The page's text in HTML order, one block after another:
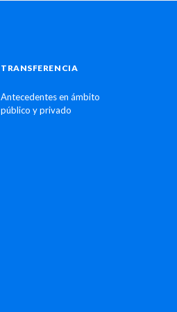
TRANSFERENCIA
Antecedentes en ámbito
público y privado